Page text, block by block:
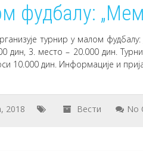
фудбалу:
турнир у малом
дин, 3. место – 20.000 дин.
10.000 дин. Информације и
2018 Вести No